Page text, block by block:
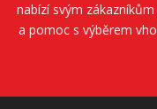
nabízí svým
a pomoc s výběrem